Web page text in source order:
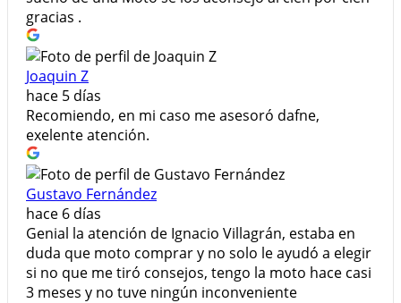
gracias .
Joaquin Z
hace 5 días
Recomiendo, en mi caso me asesoró dafne,
exelente atención.
Gustavo Fernández
hace 6 días
Genial la atención de Ignacio Villagrán, estaba en
duda que moto comprar y no solo le ayudó a elegir
si no que me tiró consejos, tengo la moto hace casi
3 meses y no tuve ningún inconveniente